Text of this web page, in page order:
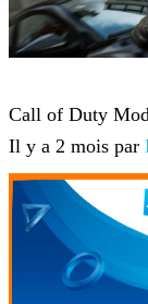
Call of Duty
Il y a 2 mois par